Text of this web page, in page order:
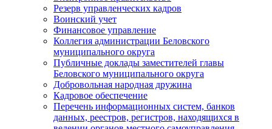
Резерв управленческих кадров
Воинский учет
Финансовое управление
Коллегия администрации Беловского
муниципального округа
Публичные доклады заместителей главы
Беловского муниципального округа
Добровольная народная дружина
Кадровое обеспечение
Перечень информационных систем, банков
данных, реестров, регистров, находящихся в